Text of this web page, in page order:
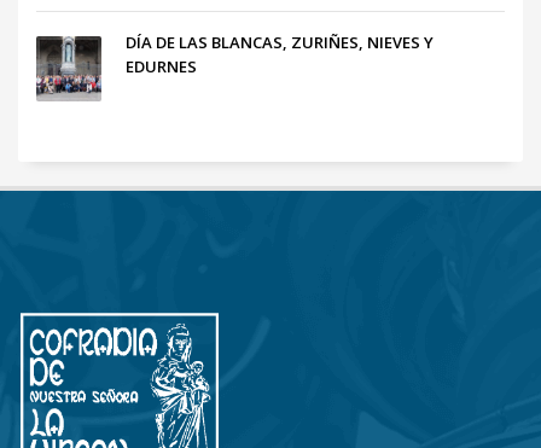
DÍA DE LAS BLANCAS, ZURIÑES, NIEVES Y
EDURNES